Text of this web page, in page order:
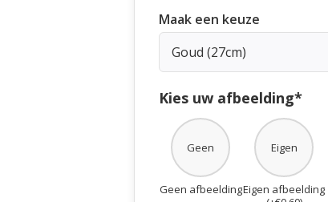
Maak een keuze
Goud (27cm)
Kies uw afbeelding*
Geen
Geen afbeelding
Eigen
Eigen afbeelding